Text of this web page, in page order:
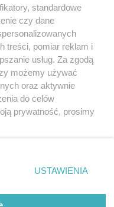
korzystania z portali
sięz nami
standardowe
czy dane
treści, pomiar reklam i
usług. Za zgodą
możemy używać
oraz aktywnie
do celów
prywatność, prosimy
dolnym rogu strony
danych nie wymagają
sprzeciwić się
miały
USTAWIENIA